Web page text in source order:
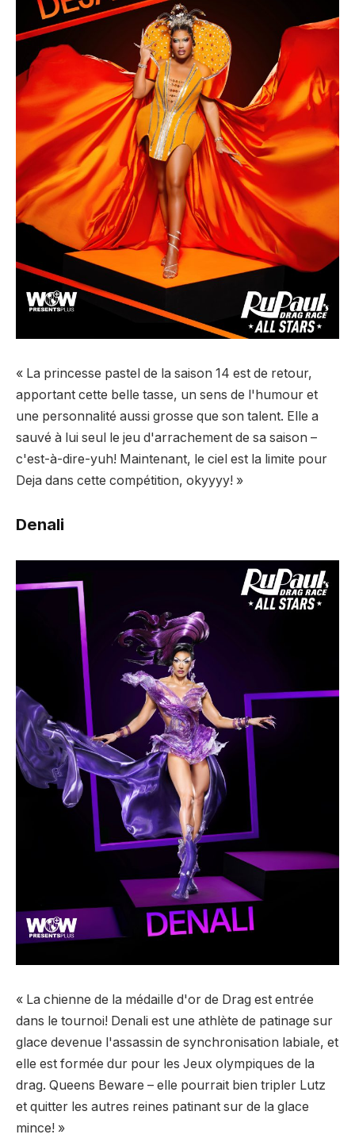
« La princesse pastel de la saison 14 est de retour,
apportant cette belle tasse, un sens de l'humour et
une personnalité aussi grosse que son talent. Elle a
sauvé à lui seul le jeu d'arrachement de sa saison –
c'est-à-dire-yuh! Maintenant, le ciel est la limite pour
Deja dans cette compétition, okyyyy! »
Denali
« La chienne de la médaille d'or de Drag est entrée
dans le tournoi! Denali est une athlète de patinage sur
glace devenue l'assassin de synchronisation labiale, et
elle est formée dur pour les Jeux olympiques de la
drag. Queens Beware – elle pourrait bien tripler Lutz
et quitter les autres reines patinant sur de la glace
mince! »